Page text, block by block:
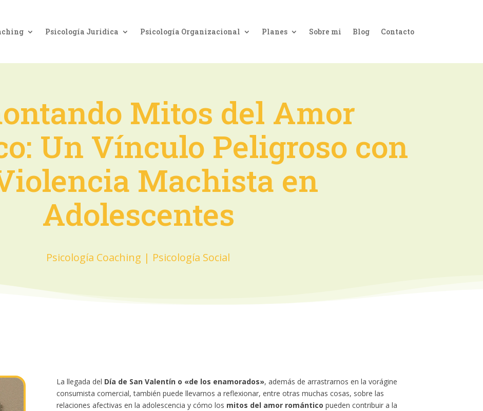
Psicología Juridica Psicología Organizacional Planes Sobre mi Blog Contacto
Mitos del Amor
Un Vínculo Peligroso con
Machista en
Adolescentes
Psicología Coaching | Psicología Social
La llegada del Día de San Valentín o «de los enamorados», además de arrastrarnos en la vorágine
consumista comercial, también puede llevarnos a reflexionar, entre otras muchas cosas, sobre las
relaciones afectivas en la adolescencia y cómo los mitos del amor romántico pueden contribuir a la